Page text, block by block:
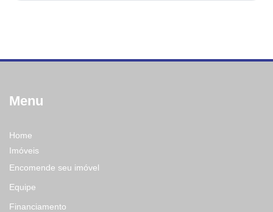
Menu
Home
Imóveis
Encomende seu imóvel
Equipe
Financiamento